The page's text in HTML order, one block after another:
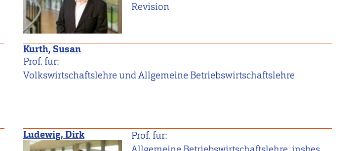
Revision
Kurth, Susan
Prof. für:
Volkswirtschaftslehre und Allgemeine Betriebswirtschaftslehre
Ludewig, Dirk
Prof. für: